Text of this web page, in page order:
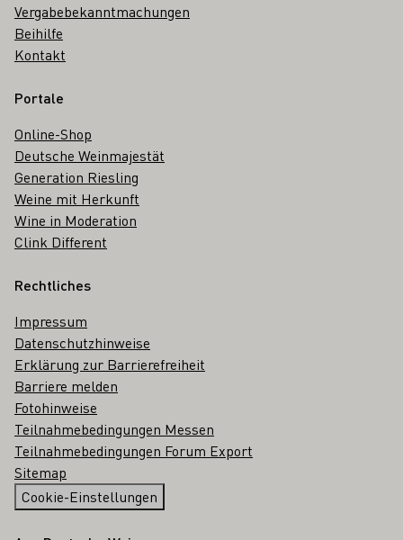
Vergabebekanntmachungen
Beihilfe
Kontakt
Portale
Online-Shop
Deutsche Weinmajestät
Generation Riesling
Weine mit Herkunft
Wine in Moderation
Clink Different
Rechtliches
Impressum
Datenschutzhinweise
Erklärung zur Barrierefreiheit
Barriere melden
Fotohinweise
Teilnahmebedingungen Messen
Teilnahmebedingungen Forum Export
Sitemap
Cookie-Einstellungen